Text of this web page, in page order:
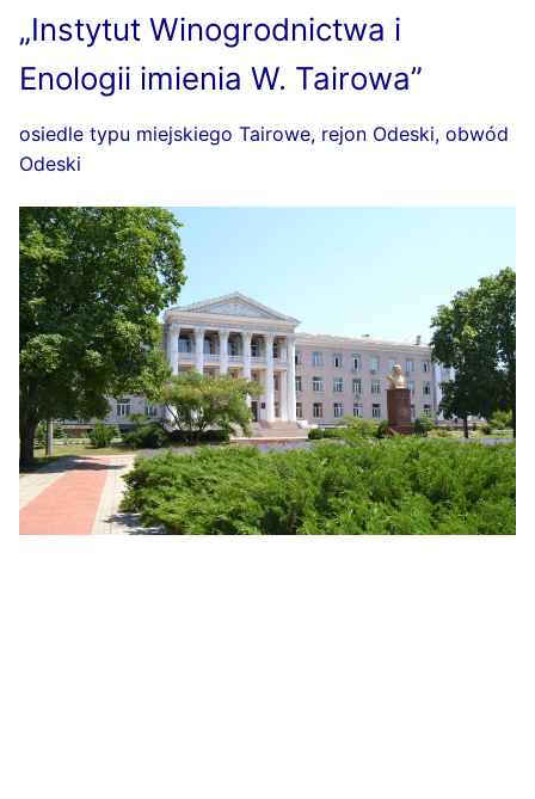
„Instytut Winogrodnictwa i
Enologii imienia W. Tairowa”
osiedle typu miejskiego Tairowe, rejon Odeski, obwód
Odeski